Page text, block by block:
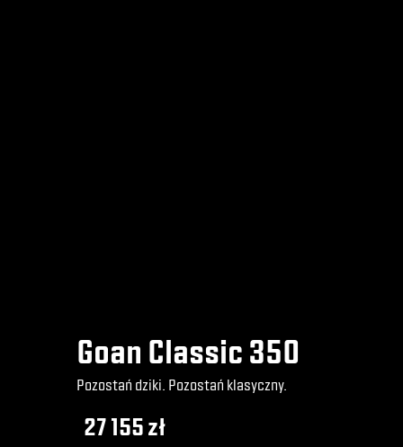
Goan Classic 350
Pozostań dziki. Pozostań klasyczny.
27 155 zł